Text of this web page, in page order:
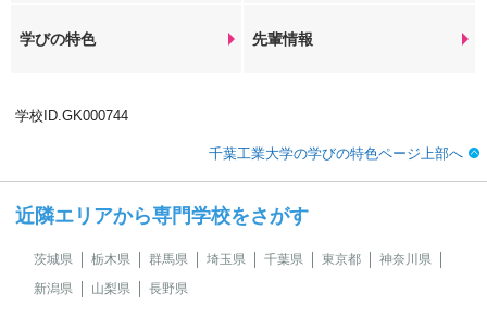
学びの特色 先輩情報
学校ID.GK000744
千葉工業大学の学びの特色ページ上部へ
近隣エリアから専門学校をさがす
茨城県 栃木県 群馬県 埼玉県 千葉県 東京都
神奈川県
新潟県
山梨県 長野県